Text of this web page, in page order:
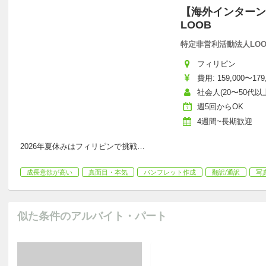
【海外インター
LOOB
特定非営利活動法人
フィリピン
費用: 159,000〜
社会人(20〜50代以
週5回からOK
4週間~長期歓迎
2026年夏休みはフィリピンで挑戦…
成長意欲が高い 真面目・本気 パンフレット作成 翻訳/通訳 写
似た条件のアルバイト・パート